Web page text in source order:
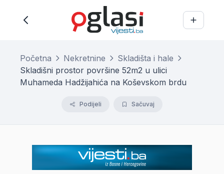
Početna Nekretnine
Skladišta i hale
Skladišni prostor površine 52m2 u ulici
Muhameda Hadžijahića na Koševskom brdu
Podijeli Sačuvaj